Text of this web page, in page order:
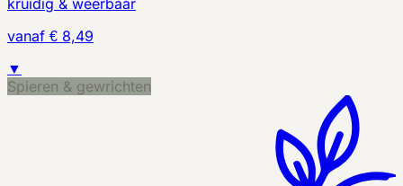
vanaf € 8,49
▼
Spieren & gewrichten